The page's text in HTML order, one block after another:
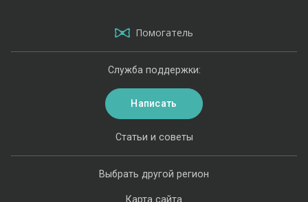
Помогатель
Выбрать другой регион
Карта сайта
Статьи и советы
Служба поддержки:
Написать